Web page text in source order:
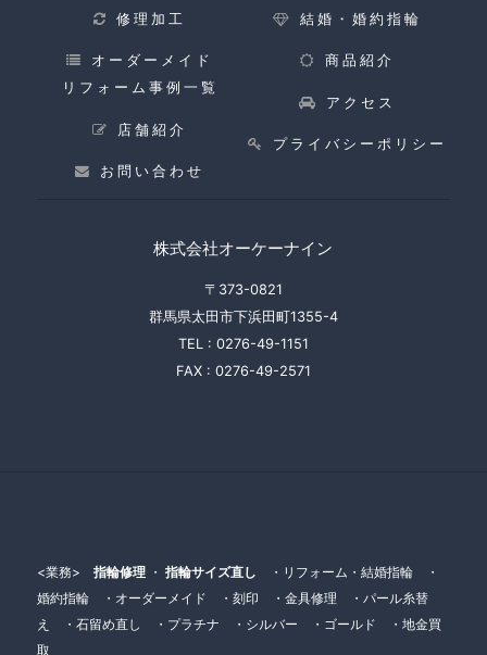
修理加工
オーダーメイド
リフォーム事例一覧
店舗紹介
お問い合わせ
結婚・婚約指輪
商品紹介
アクセス
プライバシーポリシー
株式会社オーケーナイン
〒373-0821
群馬県太田市下浜田町1355-4
TEL : 0276-49-1151
FAX : 0276-49-2571
<業務> 指輪修理・ 指輪サイズ直し ・リフォーム・結婚指輪 ・
婚約指輪 ・オーダーメイド ・刻印 ・金具修理 ・パール糸替
え ・石留め直し ・プラチナ ・シルバー ・ゴールド ・地金買
取